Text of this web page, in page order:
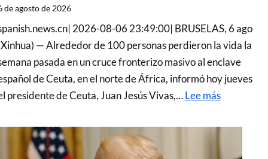
de agosto de 2026
2026-08-06 23:49:00| BRUSELAS, 6 ago
— Alrededor de 100 personas perdieron la vida la
pasada en un cruce fronterizo masivo al enclave
de Ceuta, en el norte de África, informó hoy jueves
presidente de Ceuta, Juan Jesús Vivas,…Lee más